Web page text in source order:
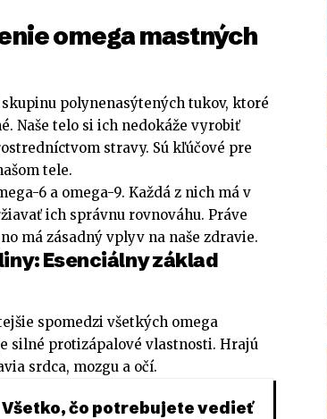
omega mastných
polynenasýtených tukov, ktoré
Naše telo si ich nedokáže vyrobiť
stravy. Sú kľúčové pre
tele.
6 a omega-9. Každá z nich má v
ich správnu rovnováhu. Práve
má zásadný vplyv na naše zdravie.
Esenciálny základ
spomedzi všetkých omega
silné protizápalové vlastnosti. Hrajú
srdca, mozgu a očí.
Všetko, čo potrebujete vedieť